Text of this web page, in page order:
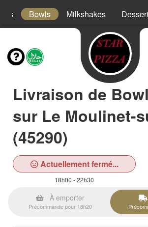
Bowls Milkshakes
Livraison de
sur Le Moulinet-
(45290)
Actuellement fermé...
18h00 - 22h30
À emporter
Précommande pour 18h20